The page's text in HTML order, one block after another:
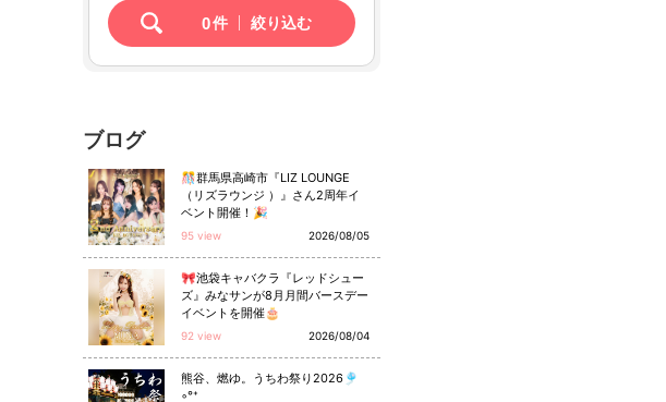
0件 絞り込む
ブログ
🎊群馬県高崎市『LIZ LOUNGE
（リズラウンジ ）』さん2周年イ
ベント開催！🎉
95 view 2026/08/05
🎀池袋キャバクラ『レッドシュー
ズ』みなサンが8月月間バースデー
イベントを開催🎂
92 view 2026/08/04
熊谷、燃ゆ。うちわ祭り2026🎐
◦°⁺